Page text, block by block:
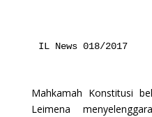
IL News 018/2017
Mahkamah Konstitusi
Leimena